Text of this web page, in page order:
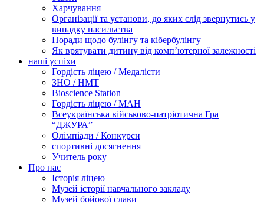
Харчування
Організації та установи, до яких слід звернутись у
випадку насильства
Поради щодо булінгу та кібербулінгу
Як врятувати дитину від комп’ютерної залежності
наші успіхи
Гордість ліцею / Медалісти
ЗНО / НМТ
Bioscience Station
Гордість ліцею / МАН
Всеукраїнська військово-патріотична Гра
“ДЖУРА”
Олімпіади / Конкурси
спортивні досягнення
Учитель року
Про нас
Історія ліцею
Музей історії навчального закладу
Музей бойової слави